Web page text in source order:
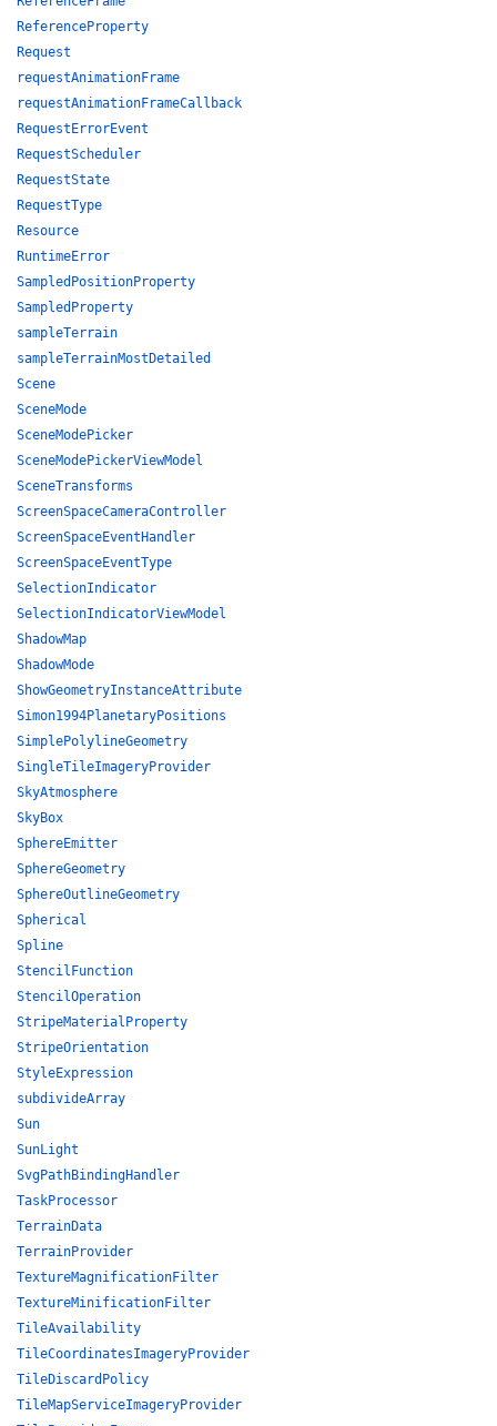
ReferenceProperty
Request
requestAnimationFrame
requestAnimationFrameCallback
RequestErrorEvent
RequestScheduler
RequestState
RequestType
Resource
RuntimeError
SampledPositionProperty
SampledProperty
sampleTerrain
sampleTerrainMostDetailed
Scene
SceneMode
SceneModePicker
SceneModePickerViewModel
SceneTransforms
ScreenSpaceCameraController
ScreenSpaceEventHandler
ScreenSpaceEventType
SelectionIndicator
SelectionIndicatorViewModel
ShadowMap
ShadowMode
ShowGeometryInstanceAttribute
Simon1994PlanetaryPositions
SimplePolylineGeometry
SingleTileImageryProvider
SkyAtmosphere
SkyBox
SphereEmitter
SphereGeometry
SphereOutlineGeometry
Spherical
Spline
StencilFunction
StencilOperation
StripeMaterialProperty
StripeOrientation
StyleExpression
subdivideArray
Sun
SunLight
SvgPathBindingHandler
TaskProcessor
TerrainData
TerrainProvider
TextureMagnificationFilter
TextureMinificationFilter
TileAvailability
TileCoordinatesImageryProvider
TileDiscardPolicy
TileMapServiceImageryProvider